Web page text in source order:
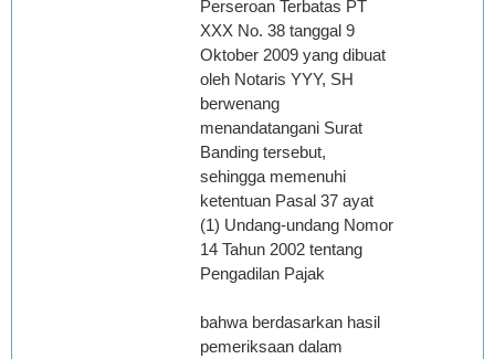
Perseroan Terbatas PT
XXX No. 38 tanggal 9
Oktober 2009 yang dibuat
oleh Notaris YYY, SH
berwenang
menandatangani Surat
Banding tersebut,
sehingga memenuhi
ketentuan Pasal 37 ayat
(1) Undang-undang Nomor
14 Tahun 2002 tentang
Pengadilan Pajak
bahwa berdasarkan hasil
pemeriksaan dalam